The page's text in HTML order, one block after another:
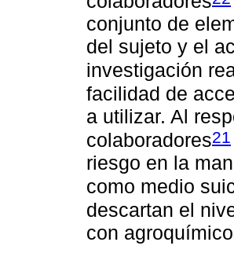
conjunto de
del sujeto y el
investigación
facilidad de
a utilizar. Al
colaboradores21
riesgo en la
como medio
descartan el
con